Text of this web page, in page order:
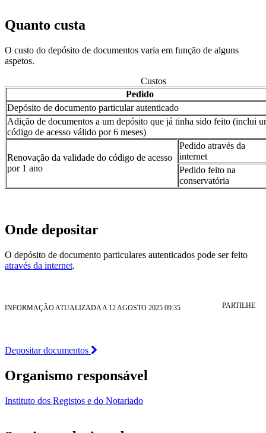
Quanto custa
O custo do depósito de documentos varia em função de alguns
aspetos.
Custos
Pedido
Depósito de documento particular autenticado
Adição de documentos a um depósito que já tinha sido feito (inclui
código de acesso válido por 6 meses)
Renovação da validade do código de acesso
por 1 ano
Pedido através da
internet
Pedido feito na
conservatória
Onde depositar
O depósito de documento particulares autenticados pode ser feito
através da internet.
INFORMAÇÃO ATUALIZADA A 12 AGOSTO 2025 09:35 PARTILHE
Depositar documentos
Organismo responsável
Instituto dos Registos e do Notariado